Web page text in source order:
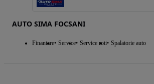
AUTO SIMA FOCSANI
Finantare Service Service roti Spalatorie auto